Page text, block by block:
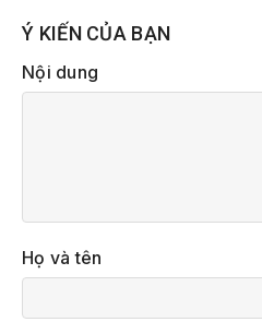
Ý KIẾN CỦA BẠN
Nội dung
Họ và tên